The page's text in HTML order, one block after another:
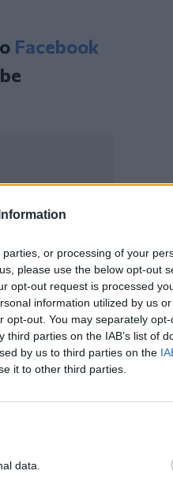
or processing of your
please use the below opt-out
opt-out request is processed
information utilized by us
opt-out. You may separately
parties on the IAB’s list of
by us to third parties on the
it to other third parties.
data.
Facebook